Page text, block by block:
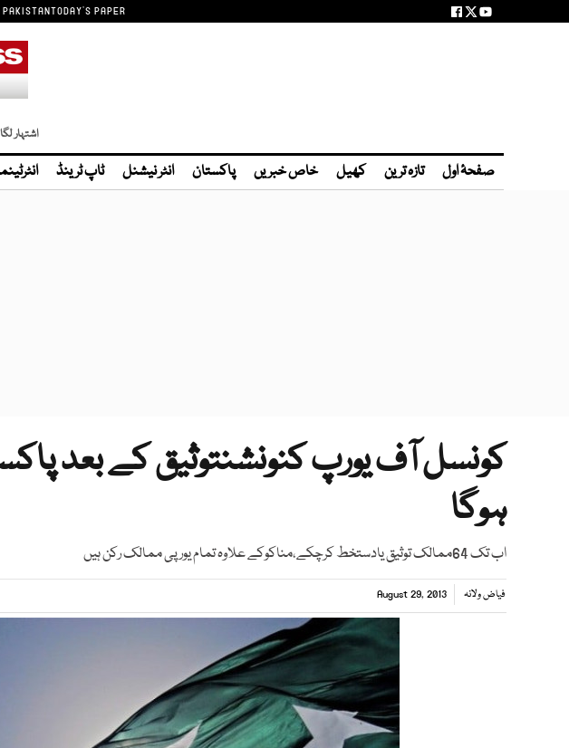
TODAY'S PAPER
اشتہار
صفحۂ اول تازہ ترین کھیل خاص خبریں پاکستان انٹر نیشنل ٹاپ ٹرینڈ
کونسل آف یورپ کنونشنتوثیق کے بعد
ہوگا
اب تک 64ممالک توثیق یادستخط کرچکے،مناکوکے علاوہ تمام یورپی ممالک رکن ہیں
فیاض ولانہ August 29, 2013